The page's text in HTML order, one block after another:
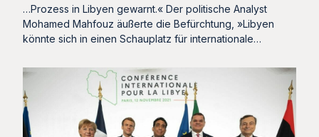
…Prozess in Libyen gewarnt.« Der politische Analyst
Mohamed Mahfouz äußerte die Befürchtung, »Libyen
könnte sich in einen Schauplatz für internationale…